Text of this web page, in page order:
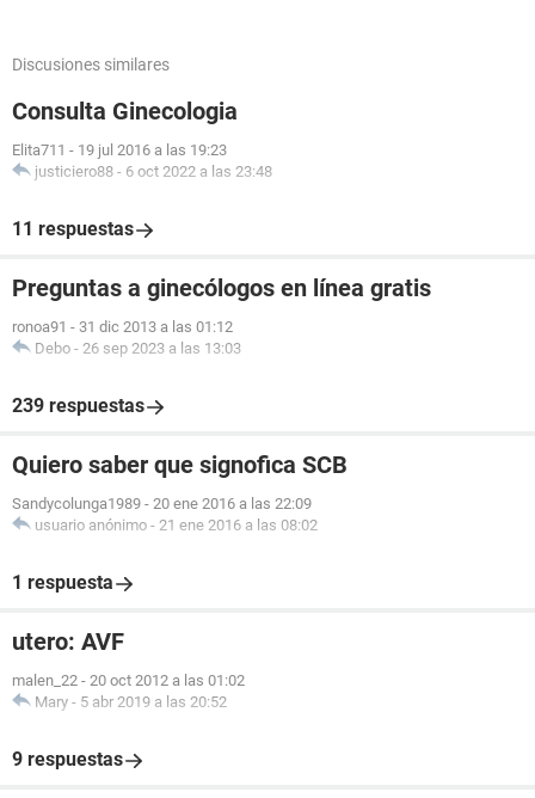
Discusiones similares
Consulta Ginecologia
Elita711 - 19 jul 2016 a las 19:23
justiciero88 - 6 oct 2022 a las 23:48
11 respuestas
Preguntas a ginecólogos en línea gratis
ronoa91 - 31 dic 2013 a las 01:12
Debo - 26 sep 2023 a las 13:03
239 respuestas
Quiero saber que signofica SCB
Sandycolunga1989 - 20 ene 2016 a las 22:09
usuario anónimo - 21 ene 2016 a las 08:02
1 respuesta
utero: AVF
malen_22 - 20 oct 2012 a las 01:02
Mary - 5 abr 2019 a las 20:52
9 respuestas